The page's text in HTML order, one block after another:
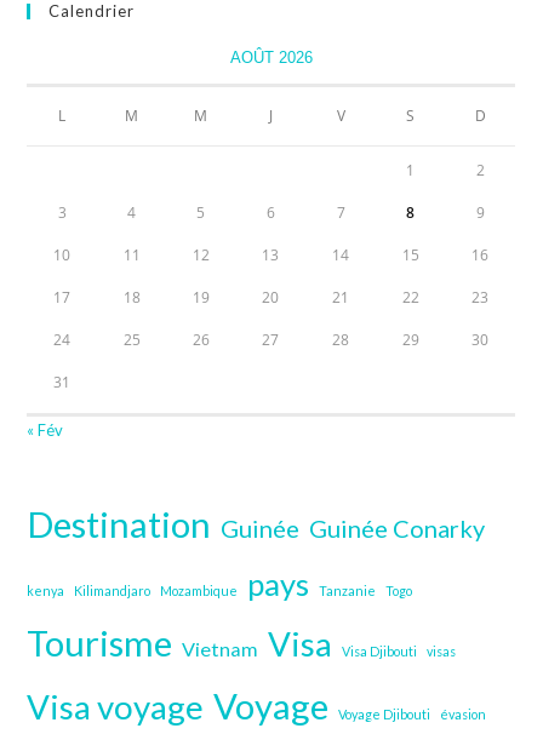
Calendrier
AOÛT 2026
L M M J V S D
1 2
3 4 5 6 7 8 9
10 11 12 13 14 15 16
17 18 19 20 21 22 23
24 25 26 27 28 29 30
31
« Fév
Destination Guinée Guinée Conarky
kenya Kilimandjaro Mozambique pays Tanzanie Togo
Tourisme Vietnam Visa Visa Djibouti visas
Visa voyage Voyage Voyage Djibouti évasion